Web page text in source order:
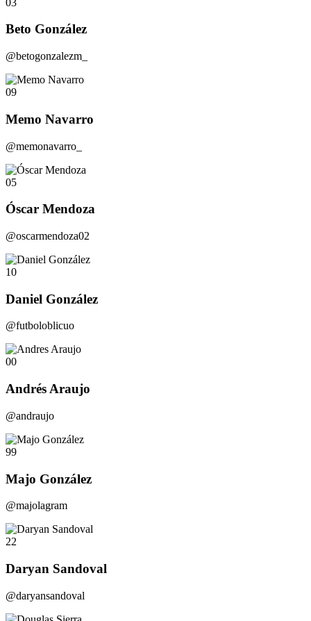
Beto González
@betogonzalezm_
09
Memo Navarro
@memonavarro_
05
Óscar Mendoza
@oscarmendoza02
10
Daniel González
@futboloblicuo
00
Andrés Araujo
@andraujo
99
Majo González
@majolagram
22
Daryan Sandoval
@daryansandoval